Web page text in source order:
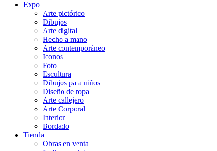
Expo
Arte pictórico
Dibujos
Arte digital
Hecho a mano
Arte contemporáneo
Iconos
Foto
Escultura
Dibujos para niños
Diseño de ropa
Arte callejero
Arte Corporal
Interior
Bordado
Tienda
Obras en venta